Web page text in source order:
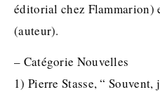
éditorial chez Flammarion)
(auteur).
– Catégorie Nouvelles
1) Pierre Stasse, “